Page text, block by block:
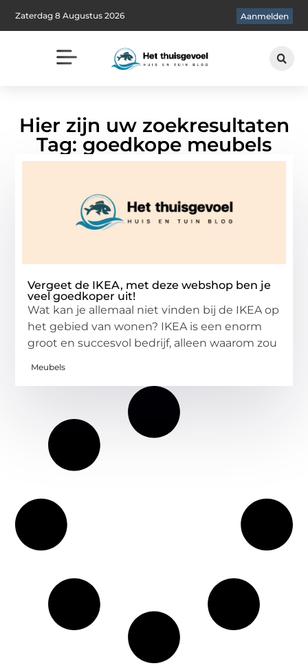
Zaterdag 8 Augustus 2026 Aanmelden
Hier zijn uw zoekresultaten
Tag: goedkope meubels
Vergeet de IKEA, met deze webshop ben je
veel goedkoper uit!
Wat kan je allemaal niet vinden bij de IKEA op
het gebied van wonen? IKEA is een enorm
groot en succesvol bedrijf, alleen waarom zou
Meubels